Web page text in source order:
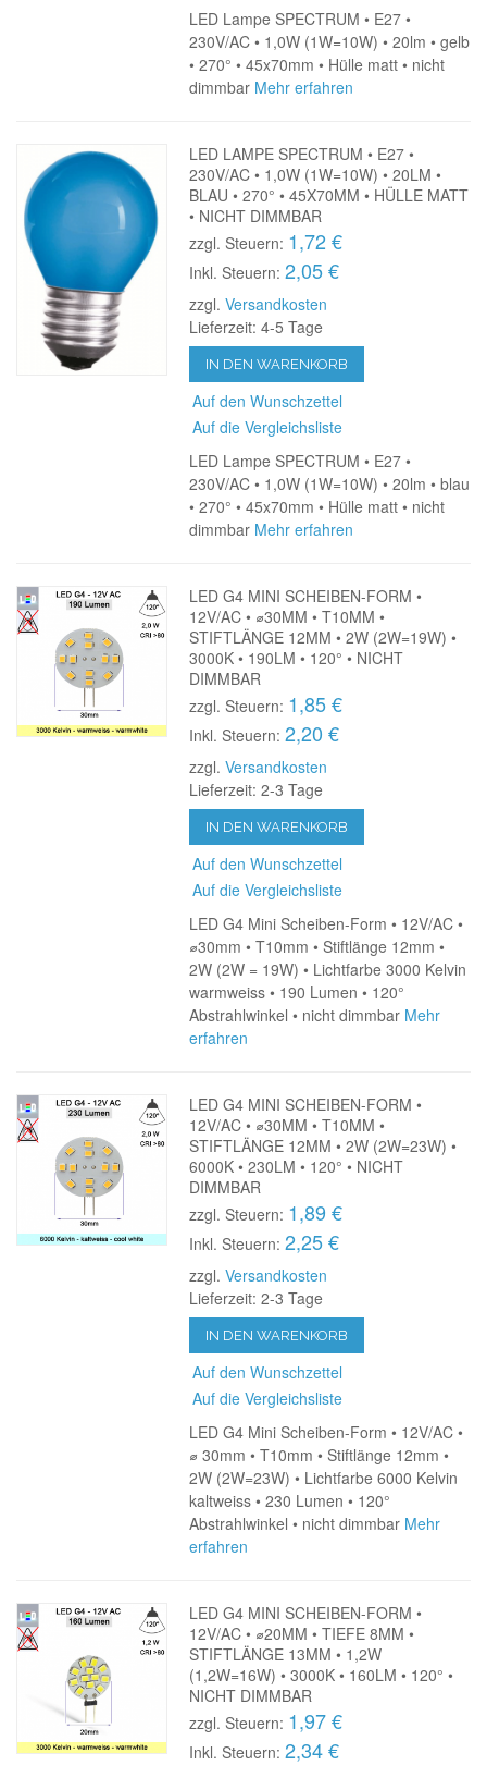
LED Lampe SPECTRUM • E27 •
230V/AC • 1,0W (1W=10W) • 20lm • gelb
• 270° • 45x70mm • Hülle matt • nicht
dimmbar Mehr erfahren
LED LAMPE SPECTRUM • E27 •
230V/AC • 1,0W (1W=10W) • 20LM •
BLAU • 270° • 45X70MM • HÜLLE MATT
• NICHT DIMMBAR
zzgl. Steuern: 1,72 €
Inkl. Steuern: 2,05 €
zzgl.Versandkosten
Lieferzeit: 4-5 Tage
IN DEN WARENKORB
Auf den Wunschzettel
Auf die Vergleichsliste
LED Lampe SPECTRUM • E27 •
230V/AC • 1,0W (1W=10W) • 20lm • blau
• 270° • 45x70mm • Hülle matt • nicht
dimmbar Mehr erfahren
LED G4 MINI SCHEIBEN-FORM •
12V/AC • ⌀30MM • T10MM •
STIFTLÄNGE 12MM • 2W (2W=19W) •
3000K • 190LM • 120° • NICHT
DIMMBAR
zzgl. Steuern: 1,85 €
Inkl. Steuern: 2,20 €
zzgl.Versandkosten
Lieferzeit: 2-3 Tage
IN DEN WARENKORB
Auf den Wunschzettel
Auf die Vergleichsliste
LED G4 Mini Scheiben-Form • 12V/AC •
⌀30mm • T10mm • Stiftlänge 12mm •
2W (2W = 19W) • Lichtfarbe 3000 Kelvin
warmweiss • 190 Lumen • 120°
Abstrahlwinkel • nicht dimmbar Mehr
erfahren
LED G4 MINI SCHEIBEN-FORM •
12V/AC • ⌀30MM • T10MM •
STIFTLÄNGE 12MM • 2W (2W=23W) •
6000K • 230LM • 120° • NICHT
DIMMBAR
zzgl. Steuern: 1,89 €
Inkl. Steuern: 2,25 €
zzgl.Versandkosten
Lieferzeit: 2-3 Tage
IN DEN WARENKORB
Auf den Wunschzettel
Auf die Vergleichsliste
LED G4 Mini Scheiben-Form • 12V/AC •
⌀ 30mm • T10mm • Stiftlänge 12mm •
2W (2W=23W) • Lichtfarbe 6000 Kelvin
kaltweiss • 230 Lumen • 120°
Abstrahlwinkel • nicht dimmbar Mehr
erfahren
LED G4 MINI SCHEIBEN-FORM •
12V/AC • ⌀20MM • TIEFE 8MM •
STIFTLÄNGE 13MM • 1,2W
(1,2W=16W) • 3000K • 160LM • 120° •
NICHT DIMMBAR
zzgl. Steuern: 1,97 €
Inkl. Steuern: 2,34 €